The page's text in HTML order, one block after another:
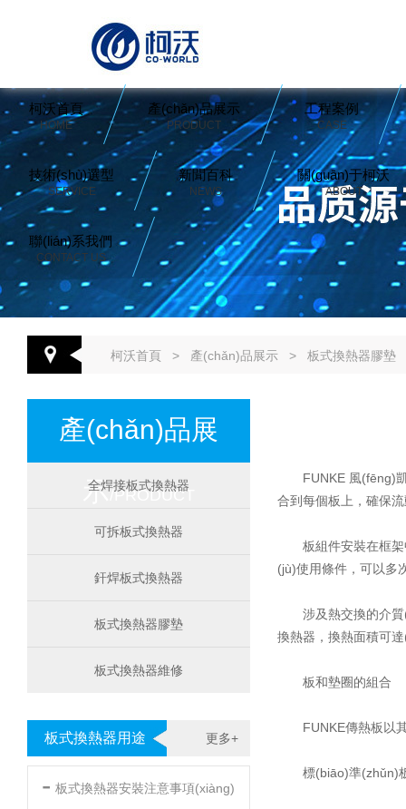
柯沃首頁
HOME
產(chǎn)品展示
PRODUCT
工程案例
CASE
技術(shù)選型
SERVICE
新聞百科
NEWS
關(guān)于柯沃
ABOUT
聯(lián)系我們
CONTACT US
柯沃首頁 > 產(chǎn)品展示 > 板式換熱器膠墊
產(chǎn)品展
示 /PRODUCT
全焊接板式換熱器
可拆板式換熱器
釬焊板式換熱器
板式換熱器膠墊
板式換熱器維修
更多+
板式換熱器用途
- 板式換熱器安裝注意事項(xiàng)
FUNKE 風(fēng)
合到每個板上，確
板組件安裝在框
(jù)使用條件，可以
涉及熱交換的介
換熱器，換熱面積
板和墊圈的組合
FUNKE傳熱板以
標(biāo)準(zhǔn)